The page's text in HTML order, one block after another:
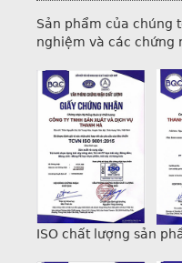
Sản phẩm của chúng
nghiệm và các chứng
ISO chất lượng sản